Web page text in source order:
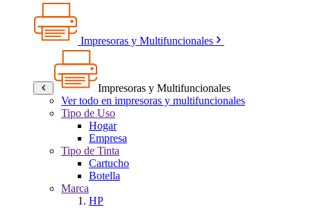
Impresoras y Multifuncionales
Impresoras y Multifuncionales
Ver todo en impresoras y multifuncionales
Tipo de Uso
Hogar
Empresa
Tipo de Tinta
Cartucho
Botella
Marca
HP